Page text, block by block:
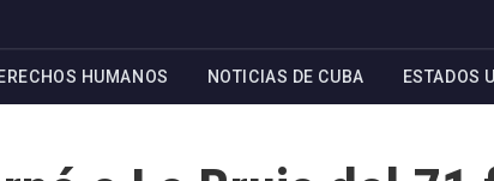
HUMANOS NOTICIAS DE CUBA ESTADOS